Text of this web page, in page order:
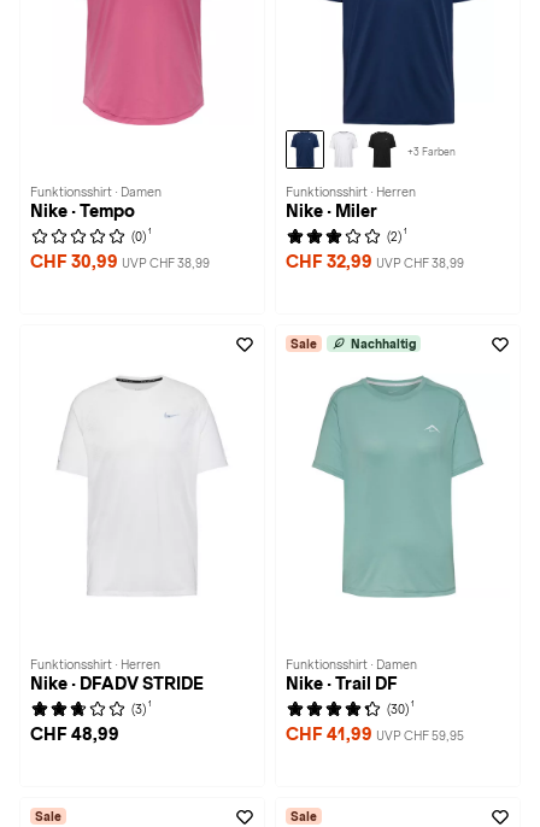
Funktionsshirt · Damen
Nike · Tempo
(0) 1
CHF 30,99 UVP CHF 38,99
+3 Farben
Funktionsshirt · Herren
Nike · Miler
(2) 1
CHF 32,99 UVP CHF 38,99
Funktionsshirt · Herren
Nike · DFADV STRIDE
(3) 1
CHF 48,99
Sale Nachhaltig
Funktionsshirt · Damen
Nike · Trail DF
(30) 1
CHF 41,99 UVP CHF 59,95
Sale Sale